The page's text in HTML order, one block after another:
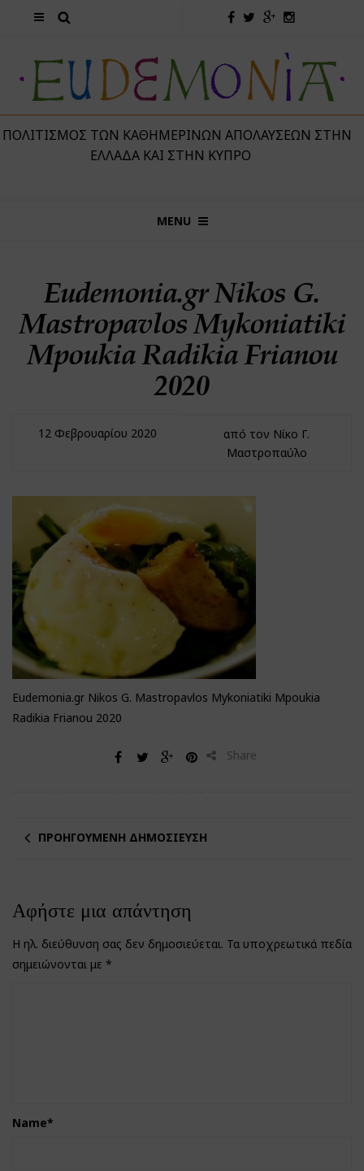
ΤΩΝ ΚΑΘΗΜΕΡΙΝΏΝ ΑΠΟΛΑΎΣΕΩΝ ΣΤΗΝ
ΕΛΛΆΔΑ ΚΑΙ ΣΤΗΝ ΚΎΠΡΟ
MENU
Eudemonia.gr Nikos G.
Mastropavlos Mykoniatiki
Mpoukia Radikia Frianou
2020
12 Φεβρουαρίου 2020
από τον Νίκο Γ.
Μαστροπαύλο
Eudemonia.gr Nikos G. Mastropavlos Mykoniatiki Mpoukia
Radikia Frianou 2020
Share
ΠΡΟΗΓΟΎΜΕΝΗ ΔΗΜΟΣΊΕΥΣΗ
Αφήστε μια απάντηση
Η ηλ. διεύθυνση σας δεν δημοσιεύεται. Τα υποχρεωτικά πεδία
σημειώνονται με *
Name*